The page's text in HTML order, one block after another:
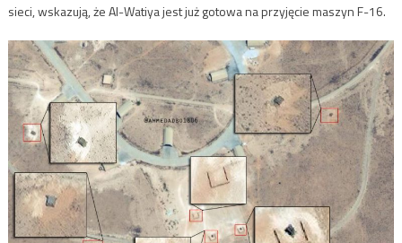
sieci, wskazują, że Al-Watiya jest już gotowa na przyjęcie maszyn F-16.